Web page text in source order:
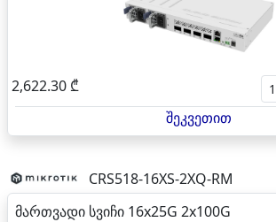
2,622.30 ₾
შეკვეთით
CRS518-16XS-2XQ-RM
მართვადი სვიჩი 16x25G 2x100G